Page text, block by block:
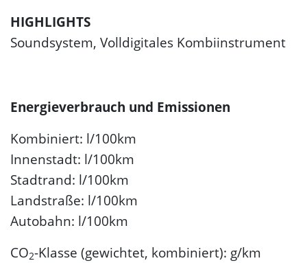
HIGHLIGHTS
Soundsystem, Volldigitales Kombiinstrument
Energieverbrauch und Emissionen
Kombiniert: l/100km
Innenstadt: l/100km
Stadtrand: l/100km
Landstraße: l/100km
Autobahn: l/100km
CO2-Klasse (gewichtet, kombiniert): g/km